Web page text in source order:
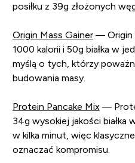
posiłku z 39g złożonych
Origin Mass Gainer— Origin
1000 kalorii i 50g białka w
myślą o tych, którzy
budowania masy.
Protein Pancake Mix —
34g wysokiej jakości
w kilka minut, więc
oznaczać kompromisu.